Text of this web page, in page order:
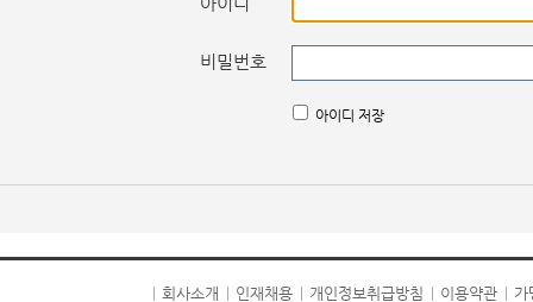
비밀번호
아이디 저장
회사소개 인재채용 개인정보취급방침 이용약관 가